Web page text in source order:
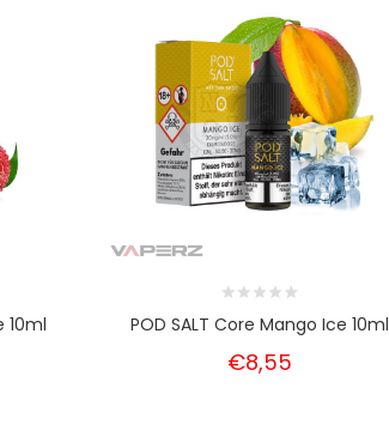
10ml POD SALT Core Mango Ice 10ml
€8,55